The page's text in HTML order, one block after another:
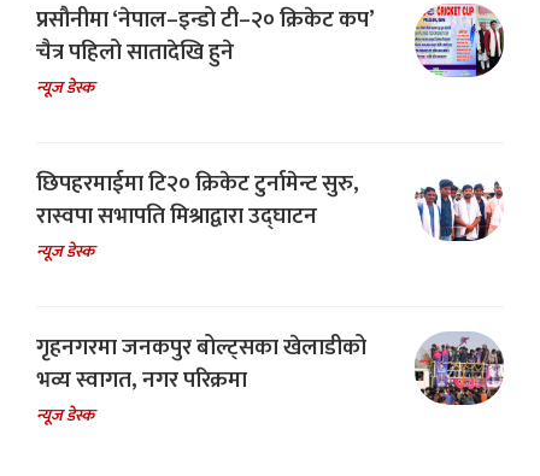
प्रसौनीमा ‘नेपाल–इन्डो टी–२० क्रिकेट कप’
चैत्र पहिलो सातादेखि हुने
न्यूज डेस्क
छिपहरमाईमा टि२० क्रिकेट टुर्नामेन्ट सुरु,
रास्वपा सभापति मिश्राद्वारा उद्घाटन
न्यूज डेस्क
गृहनगरमा जनकपुर बोल्ट्सका खेलाडीको
भव्य स्वागत, नगर परिक्रमा
न्यूज डेस्क